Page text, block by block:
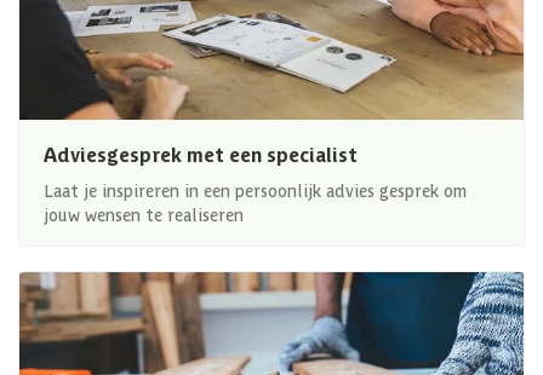
Adviesgesprek met een specialist
Laat je inspireren in een persoonlijk advies gesprek om
jouw wensen te realiseren